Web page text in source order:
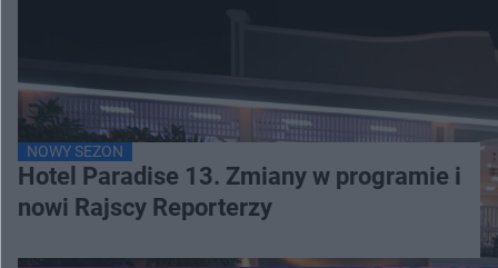
NOWY SEZON
Hotel Paradise 13. Zmiany w programie i
nowi Rajscy Reporterzy